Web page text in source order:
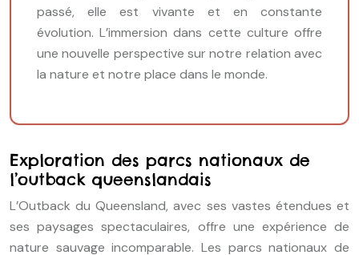
passé, elle est vivante et en constante
évolution. L’immersion dans cette culture offre
une nouvelle perspective sur notre relation avec
la nature et notre place dans le monde.
Exploration des parcs nationaux de
l’outback queenslandais
L’Outback du Queensland, avec ses vastes étendues et
ses paysages spectaculaires, offre une expérience de
nature sauvage incomparable. Les parcs nationaux de